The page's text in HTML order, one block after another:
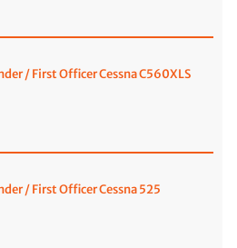
/ First Officer Cessna C560XLS
/ First Officer Cessna 525